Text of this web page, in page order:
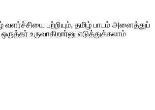
பற்றியும், தமிழ் பாடம் அனைத்துப்
உருவாகிறார்னு எடுத்துக்கலாம்